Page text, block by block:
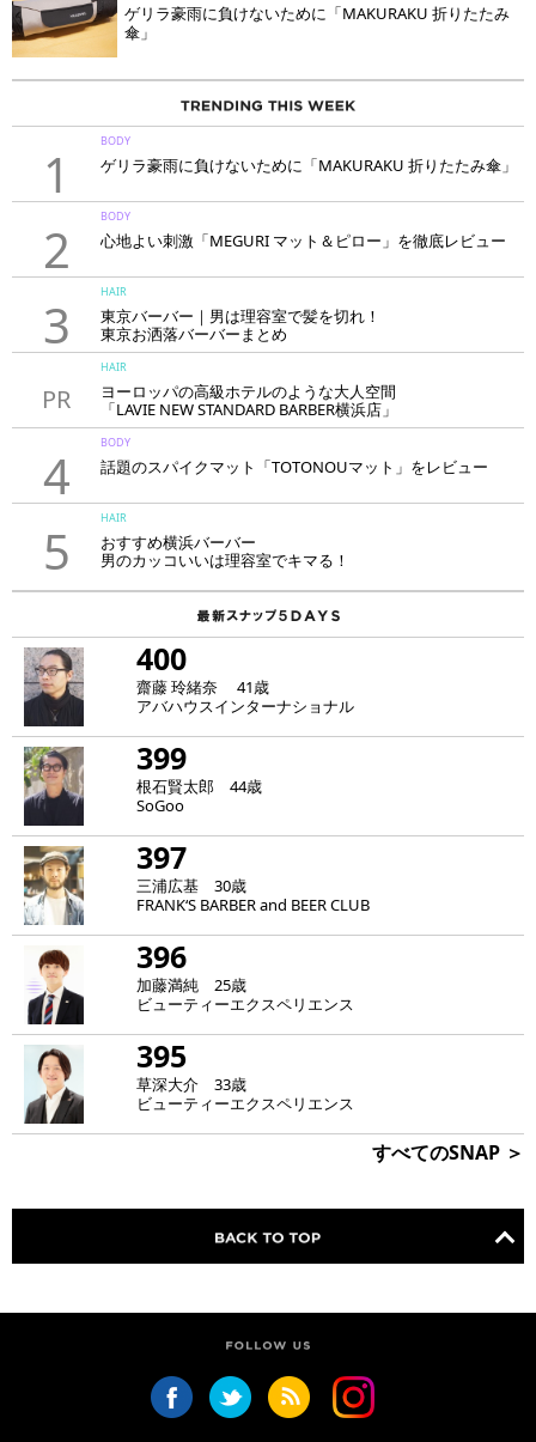
ゲリラ豪雨に負けないために「MAKURAKU 折りたたみ
傘」
1
BODY
ゲリラ豪雨に負けないために「MAKURAKU 折りたたみ傘」
2
BODY
心地よい刺激「MEGURI マット＆ピロー」を徹底レビュー
3
HAIR
東京バーバー｜男は理容室で髪を切れ！
東京お洒落バーバーまとめ
PR
HAIR
ヨーロッパの高級ホテルのような大人空間
「LAVIE NEW STANDARD BARBER横浜店」
4
BODY
話題のスパイクマット「TOTONOUマット」をレビュー
5
HAIR
おすすめ横浜バーバー
男のカッコいいは理容室でキマる！
400
齋藤 玲緒奈 41歳
アバハウスインターナショナル
399
根石賢太郎 44歳
SoGoo
397
三浦広基 30歳
FRANK‘S BARBER and BEER CLUB
396
加藤満純 25歳
ビューティーエクスペリエンス
395
草深大介 33歳
ビューティーエクスペリエンス
すべてのSNAP ＞